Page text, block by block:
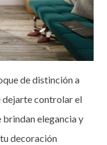
de distinción a
dejarte controlar el
brindan elegancia y
decoración